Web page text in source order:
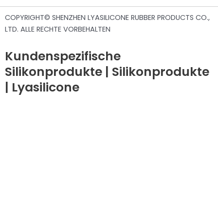
COPYRIGHT© SHENZHEN LYASILICONE RUBBER PRODUCTS CO.,
LTD. ALLE RECHTE VORBEHALTEN
Kundenspezifische
Silikonprodukte | Silikonprodukte
| Lyasilicone